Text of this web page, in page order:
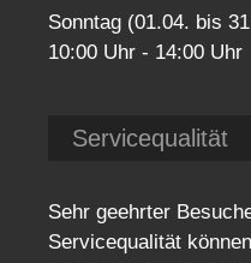
Sonntag (01.04. bis
10:00 Uhr - 14:00 Uhr
Servicequalität
Sehr geehrter
Servicequalität